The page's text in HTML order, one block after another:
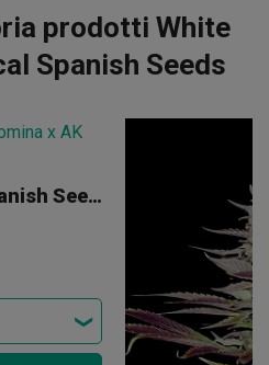
prodotti White
Spanish Seeds
Black Domina X AK Spanish Seeds